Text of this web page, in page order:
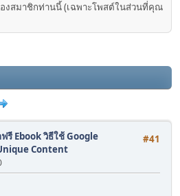
สมาชิกท่านนี้ (เฉพาะโพสต์ในส่วนที่คุณ
#41
รี Ebook วิธีใช้ Google
Content